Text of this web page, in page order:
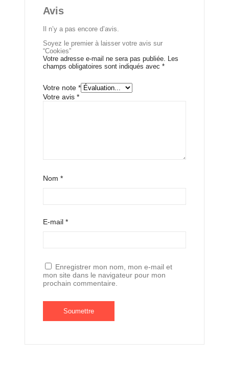
Avis
Il n’y a pas encore d’avis.
Soyez le premier à laisser votre avis sur
“Cookies”
Votre adresse e-mail ne sera pas publiée.
Les
champs obligatoires sont indiqués avec *
Votre note *
Votre avis *
Nom *
E-mail *
Enregistrer mon nom, mon e-mail et
mon site dans le navigateur pour mon
prochain commentaire.